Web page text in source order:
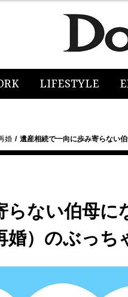
LIFESTYLE
婚 遺産相続で一向に歩み寄らない
らない伯母に
）のぶっち